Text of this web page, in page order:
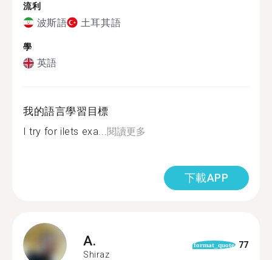
流利
波斯語 土耳其語
學
英語
我的語言學習目標
I try for ilets exa...閱讀更多
下載APP
A.
Shiraz
format_quote 77